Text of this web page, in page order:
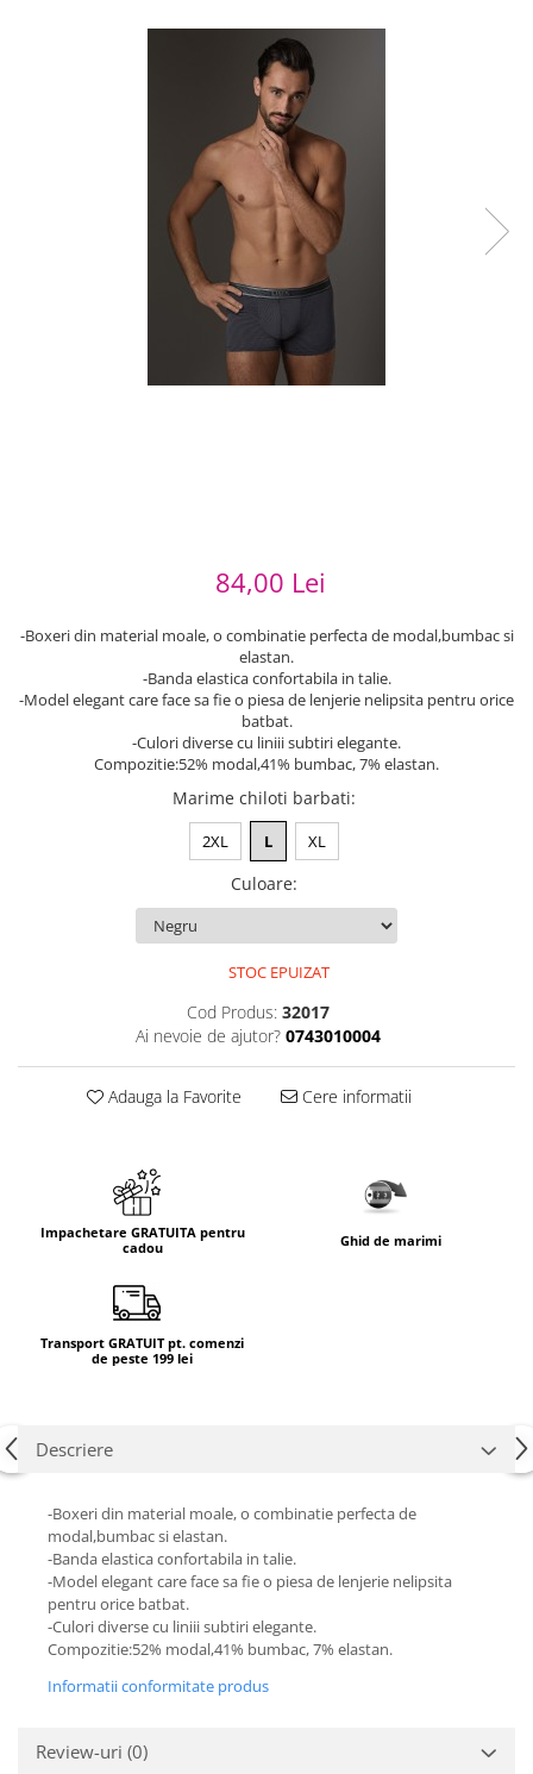
84,00 Lei
-Boxeri din material moale, o combinatie perfecta de modal,bumbac si
elastan.
-Banda elastica confortabila in talie.
-Model elegant care face sa fie o piesa de lenjerie nelipsita pentru orice
batbat.
-Culori diverse cu liniii subtiri elegante.
Compozitie:52% modal,41% bumbac, 7% elastan.
Marime chiloti barbati:
2XL L XL
Culoare:
STOC EPUIZAT
Cod Produs: 32017
Ai nevoie de ajutor? 0743010004
Adauga la Favorite Cere informatii
Impachetare GRATUITA pentru
cadou
Ghid de marimi
Transport GRATUIT pt. comenzi
de peste 199 lei
Descriere
-Boxeri din material moale, o combinatie perfecta de
modal,bumbac si elastan.
-Banda elastica confortabila in talie.
-Model elegant care face sa fie o piesa de lenjerie nelipsita
pentru orice batbat.
-Culori diverse cu liniii subtiri elegante.
Compozitie:52% modal,41% bumbac, 7% elastan.
Informatii conformitate produs
Review-uri (0)